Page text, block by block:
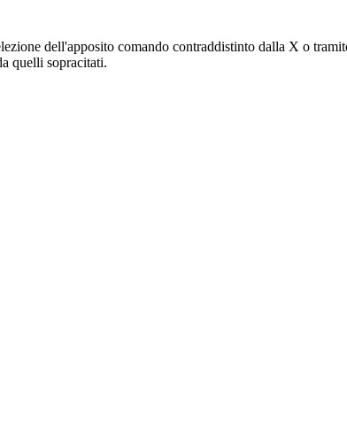
dell'apposito comando contraddistinto dalla X o
quelli sopracitati.